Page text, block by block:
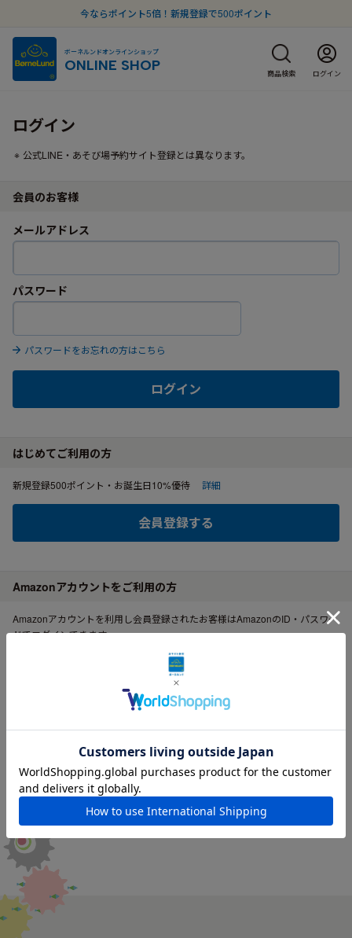
今ならポイント5倍！新規登録で500ポイント
ボーネルンドオンラインショップ
ONLINE SHOP 商品検索 ログイン
ログイン
公式LINE・あそび場予約サイト登録とは異なります。
会員のお客様
メールアドレス
パスワード
パスワードをお忘れの方はこちら
ログイン
はじめてご利用の方
新規登録500ポイント・お誕生日10%優待 詳細
会員登録する
Amazonアカウントをご利用の方
Amazonアカウントを利用し会員登録されたお客様はAmazonのID・パスワー
ドでログインできます。